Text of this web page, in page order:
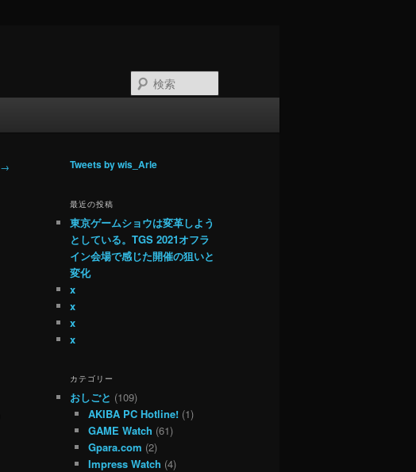
索
→ Tweets by wis_Arle
最近の投稿
東京ゲームショウは変革しよう
としている。TGS 2021オフラ
イン会場で感じた開催の狙いと
変化
x
x
x
x
カテゴリー
おしごと (109)
AKIBA PC Hotline!(1)
GAME Watch (61)
Gpara.com (2)
Impress Watch (4)